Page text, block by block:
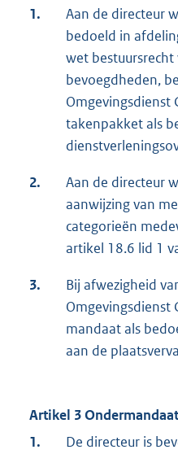
1.
Aan de directeur
bedoeld in
wet
bevoegdheden,
Omgevingsdienst
takenpakket als
2.
Aan de directeur
aanwijzing van
categorieën
artikel 18.6 lid 1
3.
Bij afwezigheid
mandaat als
aan de
Artikel 3 Ondermandaat
1.
De directeur is